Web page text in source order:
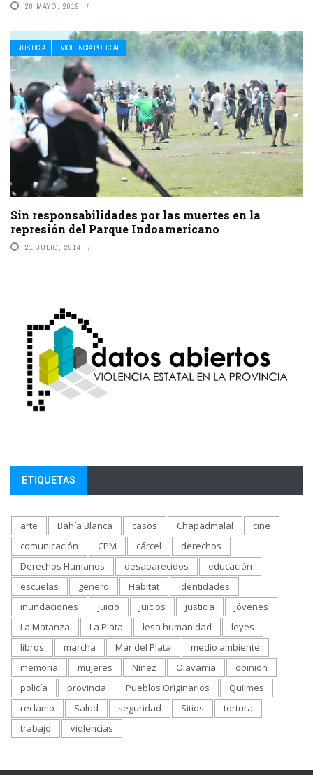
20 MAYO, 2019
JUSTICIA VIOLENCIA POLICIAL
Sin responsabilidades por las muertes en la
represión del Parque Indoamericano
21 JULIO, 2014
ETIQUETAS
arte Bahía Blanca casos Chapadmalal
cine
comunicación
CPM cárcel
derechos
Derechos Humanos
desaparecidos
educación
escuelas
genero Habitat
identidades
inundaciones
juicio juicios justicia
jóvenes
La Matanza
La Plata lesa humanidad
leyes
libros
marcha Mar del Plata
medio ambiente
memoria
mujeres Niñez Olavarría
opinion
policía
provincia Pueblos Originarios
Quilmes
reclamo
Salud seguridad Sitios
tortura
trabajo
violencias